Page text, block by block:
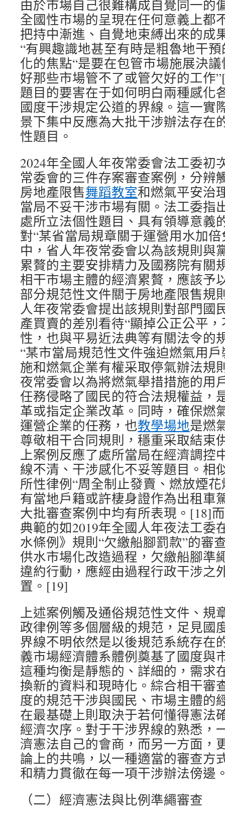
由於市場自己很難構成自覺同一的
全國性市場的呈現在任何意義上都
把持中漸進、自覺地束縛出來的成
“有興趣識地甚至有時是粗魯地干
化的焦點“是要在包管市場施展決
好那些市場管不了或管欠好的工作
題目的要害在于如何明白兩種感化
國度干涉規定公道的界線。這一實
景下集中反應為大批干涉辦法存在
性題目。
2024年全國人年夜常委會法工委初
常委會的三件存案審查案例，分辨
房地產限售舞蹈教室和燃氣平安治
當局不妥干涉市場有關。法工委指
處所立法個性題目、具有領導意義
對“某省當局規章關于運營用水加
中，省人年夜常委會以為該規則與
累贅的主要安排精力及國務院有關
相干市場主體的經濟累贅，應該予
部分規范性文件關于房地產限售規
人年夜常委會提出該規則對部門國
產買賣的差別看待“顯掉公正公平
性，也與平易近法典等有關法令的
“某市當局規范性文件強迫燃氣用
施和燃氣企業有權采取停氣辦法規
夜常委會以為將燃氣舉措措施的用
任務侵略了國民的符合法規權益，
革或指定企業改革。同時，確保燃
運營企業的任務，也教學場地是燃
尊敬相干合同規則，穩重采取結束
上案例反應了處所當局在經濟調控
線不清、干涉感化不妥等題目。相
所性律例“周全制止發賣、燃放煙
有當地戶籍或許棲身證作為出租車
大批審查案例中均有所表現。[18]
典範的如2019年全國人年夜法工委
水條例》規則“欠繳船腳罰款”的審
供水市場化改造過程，欠繳船腳準
違約行動，應經由過程行政干涉之
置。[19]
上述案例觸及通俗規范性文件、規
政律例等多個層級的規范，足見國
界線不明依然是以後規范系統存在
義市場經濟體系體例奠基了國度與
這種均衡是靜態的、詳細的，需求
換新的資料和現時化。綜合相干審
度的規范干涉與國民、市場主體的
在最基礎上則取決于若何懂得憲法
經濟次序。對于干涉界線的熟悉，
濟憲法自己的會商，而另一方面，
論上的共鳴，以一種適當的審查方
和精力貫徹在每一項干涉辦法傍邊
（二）經濟憲法與比例準繩審查